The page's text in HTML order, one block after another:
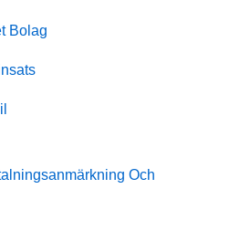
Bolag
Och